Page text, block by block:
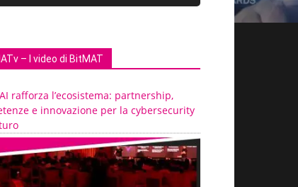
– I video di BitMAT
rafforza l’ecosistema: partnership,
e innovazione per la cybersecurity